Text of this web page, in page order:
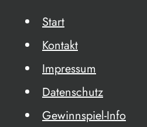
Start
Kontakt
Impressum
Datenschutz
Gewinnspiel-Info